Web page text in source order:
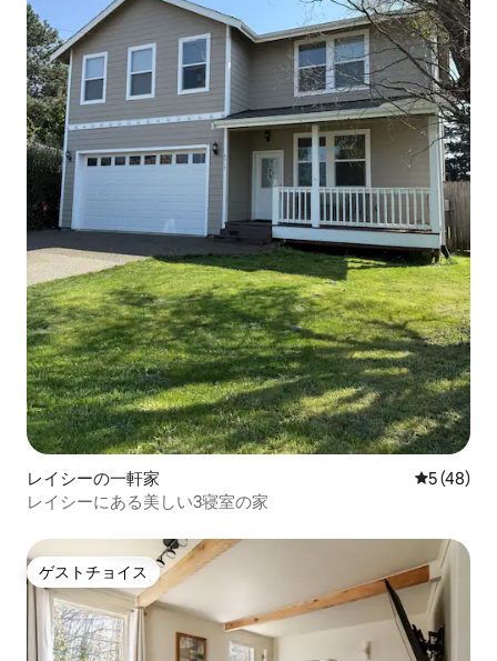
レイシーの一軒家 レビュー
5 (48)
レイシーにある美しい3寝室の家
ゲストチョイス
ゲストチョイス